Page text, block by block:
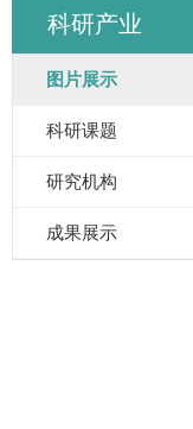
科研产业
图片展示
科研课题
研究机构
成果展示